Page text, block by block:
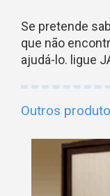
Se pretende
que não
ajudá-lo. ligue
Outros